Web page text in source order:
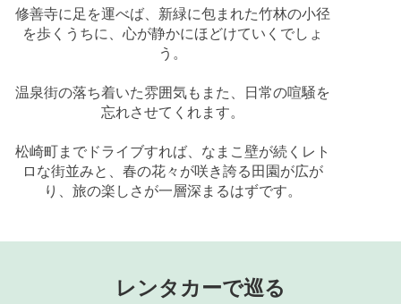
修善寺に足を運べば、新緑に包まれた竹林の小径
を歩くうちに、心が静かにほどけていくでしょ
う。
温泉街の落ち着いた雰囲気もまた、日常の喧騒を
忘れさせてくれます。
松崎町までドライブすれば、なまこ壁が続くレト
ロな街並みと、春の花々が咲き誇る田園が広が
り、旅の楽しさが一層深まるはずです。
レンタカーで巡る